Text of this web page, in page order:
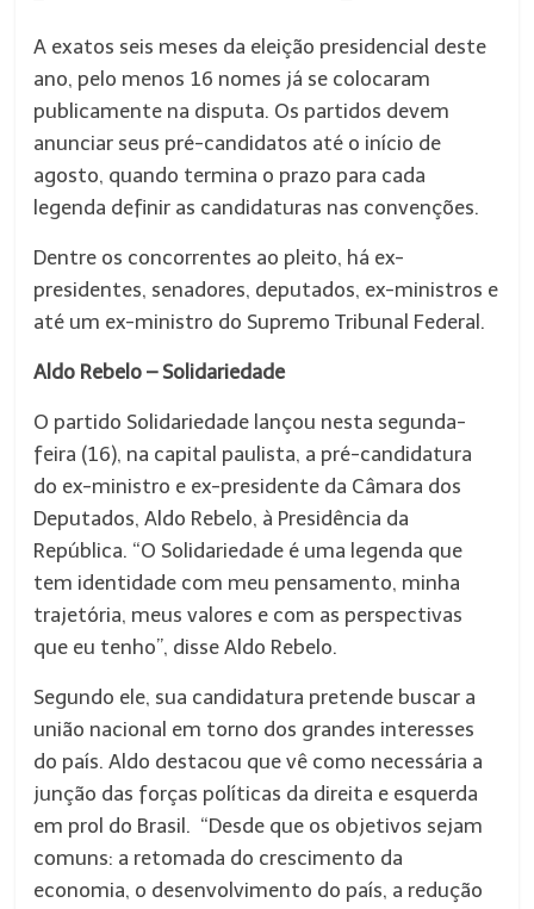
A exatos seis meses da eleição presidencial deste
ano, pelo menos 16 nomes já se colocaram
publicamente na disputa. Os partidos devem
anunciar seus pré-candidatos até o início de
agosto, quando termina o prazo para cada
legenda definir as candidaturas nas convenções.
Dentre os concorrentes ao pleito, há ex-
presidentes, senadores, deputados, ex-ministros e
até um ex-ministro do Supremo Tribunal Federal.
Aldo Rebelo – Solidariedade
O partido Solidariedade lançou nesta segunda-
feira (16), na capital paulista, a pré-candidatura
do ex-ministro e ex-presidente da Câmara dos
Deputados, Aldo Rebelo, à Presidência da
República. “O Solidariedade é uma legenda que
tem identidade com meu pensamento, minha
trajetória, meus valores e com as perspectivas
que eu tenho”, disse Aldo Rebelo.
Segundo ele, sua candidatura pretende buscar a
união nacional em torno dos grandes interesses
do país. Aldo destacou que vê como necessária a
junção das forças políticas da direita e esquerda
em prol do Brasil. “Desde que os objetivos sejam
comuns: a retomada do crescimento da
economia, o desenvolvimento do país, a redução